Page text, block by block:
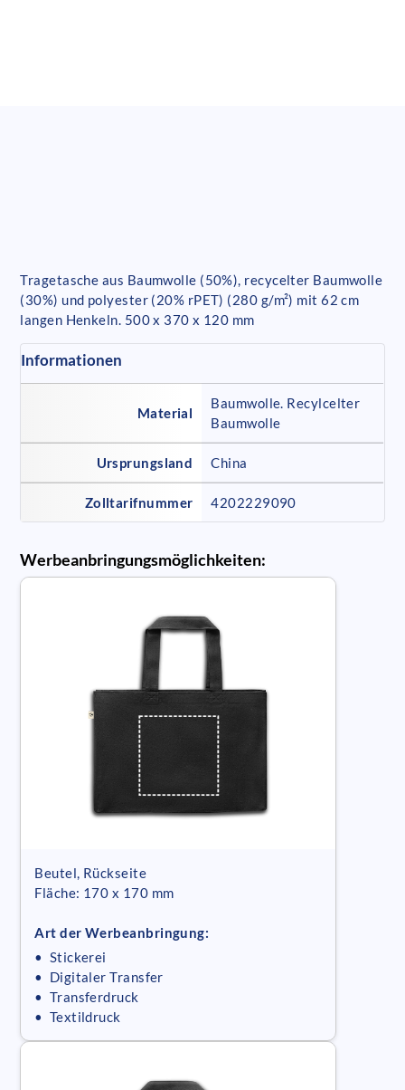
Tragetasche aus Baumwolle (50%), recycelter Baumwolle
(30%) und polyester (20% rPET) (280 g/m²) mit 62 cm
langen Henkeln. 500 x 370 x 120 mm
Informationen
Material
Baumwolle. Recylcelter
Baumwolle
Ursprungsland China
Zolltarifnummer 4202229090
Werbeanbringungsmöglichkeiten:
Beutel, Rückseite
Fläche: 170 x 170 mm
Art der Werbeanbringung:
• Stickerei
• Digitaler Transfer
• Transferdruck
• Textildruck